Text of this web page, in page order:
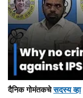
दैनिक गोमंतकचेसदस्य व्हा